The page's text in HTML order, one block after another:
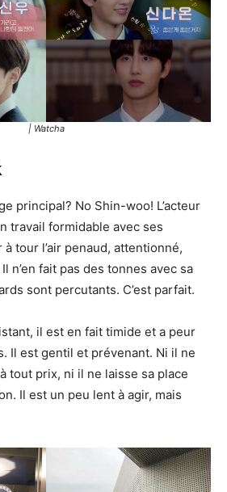
| Watcha
principal? No Shin-woo! L’acteur
travail formidable avec ses
tour l’air penaud, attentionné,
n’en fait pas des tonnes avec sa
sont percutants. C’est parfait.
il est en fait timide et a peur
Il est gentil et prévenant. Ni il ne
tout prix, ni il ne laisse sa place
Il est un peu lent à agir, mais